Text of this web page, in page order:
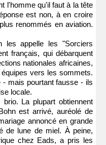
l'homme qu'il faut à la tête
est non, à en croire
renommés en aviation.
les appelle les "Sorciers
français, qui débarquent
nationales africaines,
vers les sommets.
- mais pourtant fausse - ils
locale.
La plupart obtiennent
est arrivé, auréolé de
annoncé en grande
de lune de miel. À peine,
chez Eads, a pris les